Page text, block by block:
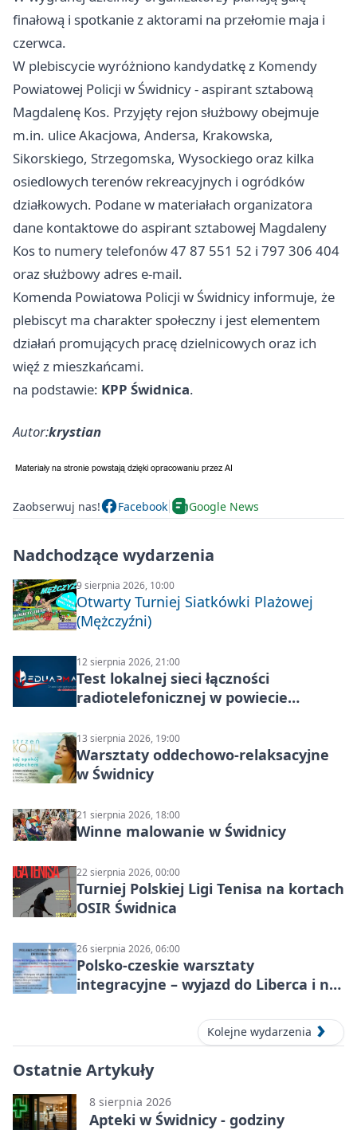
finałową i spotkanie z aktorami na przełomie maja i
czerwca.
W plebiscycie wyróżniono kandydatkę z Komendy
Powiatowej Policji w Świdnicy - aspirant sztabową
Magdalenę Kos. Przyjęty rejon służbowy obejmuje
m.in. ulice Akacjowa, Andersa, Krakowska,
Sikorskiego, Strzegomska, Wysockiego oraz kilka
osiedlowych terenów rekreacyjnych i ogródków
działkowych. Podane w materiałach organizatora
dane kontaktowe do aspirant sztabowej Magdaleny
Kos to numery telefonów 47 87 551 52 i 797 306 404
oraz służbowy adres e-mail.
Komenda Powiatowa Policji w Świdnicy informuje, że
plebiscyt ma charakter społeczny i jest elementem
działań promujących pracę dzielnicowych oraz ich
więź z mieszkańcami.
na podstawie: KPP Świdnica.
Autor:krystian
Zaobserwuj nas! Facebook Google News
Nadchodzące wydarzenia
9 sierpnia 2026, 10:00
Otwarty Turniej Siatkówki Plażowej
(Mężczyźni)
12 sierpnia 2026, 21:00
Test lokalnej sieci łączności
radiotelefonicznej w powiecie
13 sierpnia 2026, 19:00
Warsztaty oddechowo-relaksacyjne
w Świdnicy
21 sierpnia 2026, 18:00
Winne malowanie w Świdnicy
22 sierpnia 2026, 00:00
Turniej Polskiej Ligi Tenisa na kortach
OSIR Świdnica
26 sierpnia 2026, 06:00
Polsko-czeskie warsztaty
integracyjne – wyjazd do Liberca i na
Kolejne wydarzenia
Ostatnie Artykuły
8 sierpnia 2026
Apteki w Świdnicy - godziny